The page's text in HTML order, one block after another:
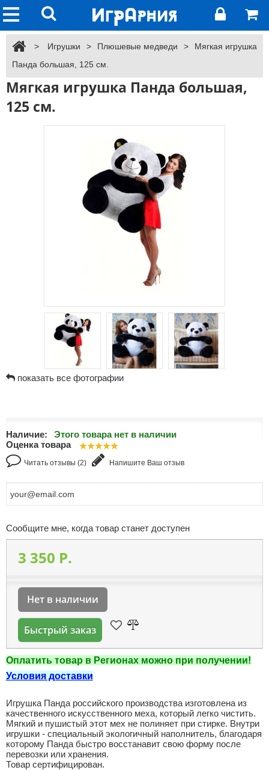
> Игрушки > Плюшевые медведи >
Мягкая игрушка
Панда большая, 125 см.
Мягкая игрушка Панда большая,
125 см.
показать все фотографии
Наличие:
Этого товара нет в наличии
Оценка товара
Читать отзывы (2) Напишите Ваш отзыв
Сообщите мне, когда товар станет доступен
3 350 P.
Нет в наличии
Быстрый заказ
Оплатить товар в Регионах можно при получении!
Условия доставки
Игрушка Панда российского производства изготовлена из
качественного искусственного меха, который легко чистить.
Мягкий и пушистый этот мех не полиняет при стирке. Внутри
игрушки - специальный экологичный наполнитель, благодаря
которому Панда быстро восстанавит свою форму после
перевозки или хранения.
Товар сертифицирован.